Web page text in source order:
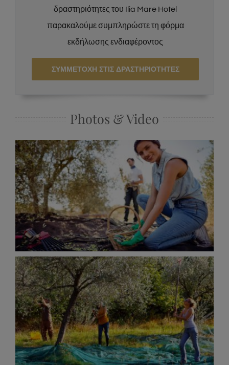
δραστηριότητες του Ilia Mare Hotel
παρακαλούμε συμπληρώστε τη φόρμα
εκδήλωσης ενδιαφέροντος
ΣΥΜΜΕΤΟΧΗ ΣΤΙΣ ΔΡΑΣΤΗΡΙΟΤΗΤΕΣ
Photos & Video